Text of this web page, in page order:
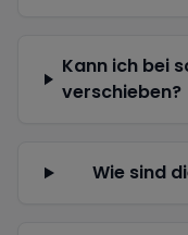
Kann ich bei
verschieben?
Wie sind